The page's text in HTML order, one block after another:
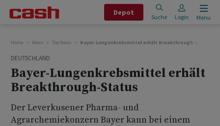
Depot
Suche Login Menu
Home News Top News Bayer-Lungenkrebsmittel erhält Breakthrough-Status
DEUTSCHLAND
Bayer-Lungenkrebsmittel erhält
Breakthrough-Status
Der Leverkusener Pharma- und
Agrarchemiekonzern Bayer kann bei einem